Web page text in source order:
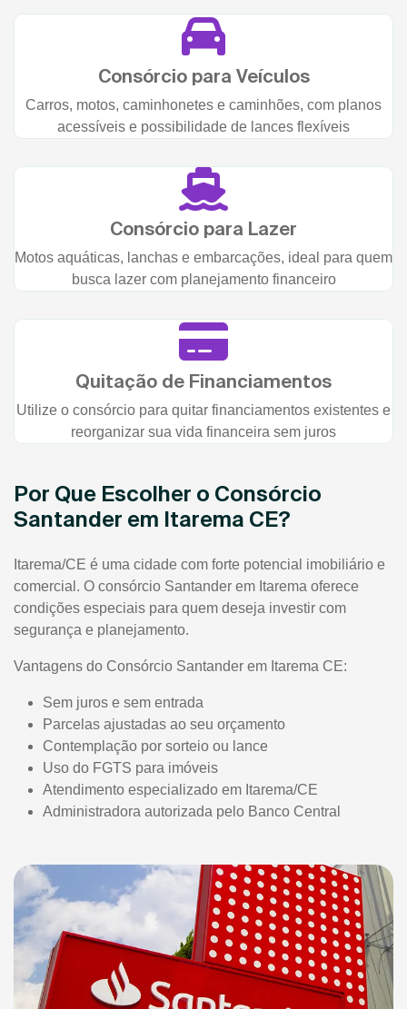
Consórcio para Veículos
Carros, motos, caminhonetes e caminhões, com planos
acessíveis e possibilidade de lances flexíveis
Consórcio para Lazer
Motos aquáticas, lanchas e embarcações, ideal para quem
busca lazer com planejamento financeiro
Quitação de Financiamentos
Utilize o consórcio para quitar financiamentos existentes e
reorganizar sua vida financeira sem juros
Por Que Escolher o Consórcio
Santander em Itarema CE?
Itarema/CE é uma cidade com forte potencial imobiliário e
comercial. O consórcio Santander em Itarema oferece
condições especiais para quem deseja investir com
segurança e planejamento.
Vantagens do Consórcio Santander em Itarema CE:
Sem juros e sem entrada
Parcelas ajustadas ao seu orçamento
Contemplação por sorteio ou lance
Uso do FGTS para imóveis
Atendimento especializado em Itarema/CE
Administradora autorizada pelo Banco Central